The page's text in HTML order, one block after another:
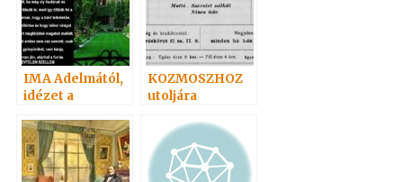
IMA Adelmától,
idézet a
Szellemtől 4.
KOZMOSZHOZ
utoljára